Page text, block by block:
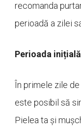
recomanda
perioadă a zilei
Perioada
În primele zile
este posibil să
Pielea ta și